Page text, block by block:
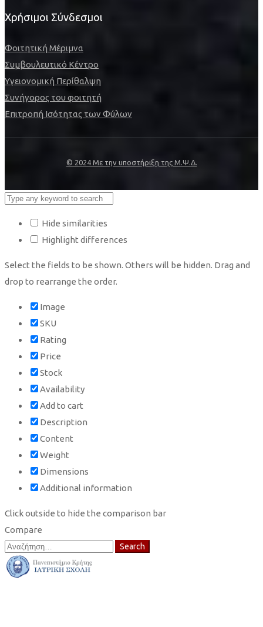
Χρήσιμοι Σύνδεσμοι
Φοιτητική Μέριμνα
Συμβουλευτικό Κέντρο
Υγειονομική Περίθαλψη
Συνήγορος του φοιτητή
Επιτροπή Ισότητας των Φύλων
© 2024 Με την υποστήριξη της Μ.Ψ.Δ.
Hide similarities
Highlight differences
Select the fields to be shown. Others will be hidden. Drag and
drop to rearrange the order.
Image
SKU
Rating
Price
Stock
Availability
Add to cart
Description
Content
Weight
Dimensions
Additional information
Click outside to hide the comparison bar
Compare
Search
for:
Search